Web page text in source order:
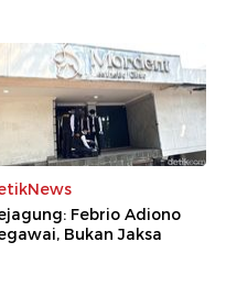
Febrio Adiono
Bukan Jaksa